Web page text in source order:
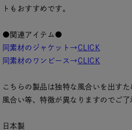
トもおすすめです。
●関連アイテム●
同素材のジャケット→ CLICK
同素材のワンピース→ CLICK
こちらの製品は独特な風合いを出す
風合い等、特徴が異なりますのでご
日本製